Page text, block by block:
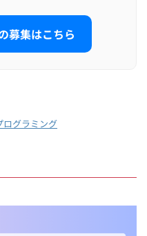
募集はこちら
ログラミング